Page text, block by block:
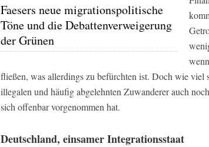
Faesers neue migrationspolitische
Töne und die Debattenverweigerung
der Grünen
fließen, was allerdings zu befürchten ist. Doch wie viel
illegalen und häufig abgelehnten Zuwanderer auch
sich offenbar vorgenommen hat.
Deutschland, einsamer Integrationsstaat